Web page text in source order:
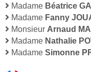
Madame Béatrice
Madame Fanny
Monsieur Arnaud
Madame Nathalie
Madame Simonne